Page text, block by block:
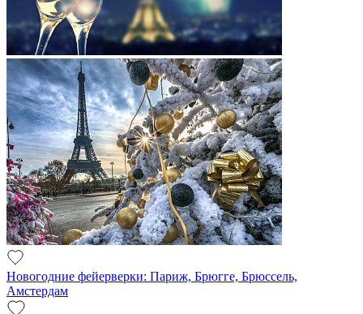
Новогодние фейерверки: Париж, Брюгге, Брюссель,
Амстердам